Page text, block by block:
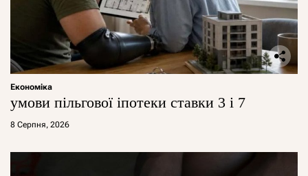
Економіка
умови пільгової іпотеки ставки 3 і 7
8 Серпня, 2026